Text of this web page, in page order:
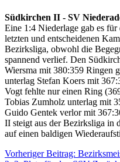
Südkirchen II - SV
Eine 1:4 Niederlage gab es
letzten und entscheidenen
Bezirksliga, obwohl die
spannend verlief. Den
Wiersma mit 380:359 Ringen
unterlag Stefan Koers mit
Vogt fehlte nur einen Ring
Tobias Zumholz unterlag mit
Guido Gentek verlor mit
II steigt aus der Bezirksliga in
auf einen baldigen
Vorheriger Beitrag: